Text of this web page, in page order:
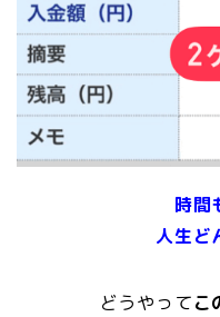
時間
人生ど
どうやってこ